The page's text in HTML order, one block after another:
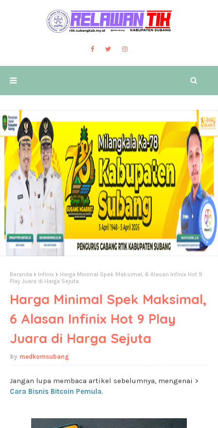
Beranda Infinix
Harga Minimal Spek Maksimal, 6 Alasan Infinix Hot 9
Play Juara di Harga Sejuta
Harga Minimal Spek Maksimal,
6 Alasan Infinix Hot 9 Play
Juara di Harga Sejuta
medkomsubang
Jangan lupa membaca artikel sebelumnya, mengenai >
Cara Bisnis Bitcoin Pemula.